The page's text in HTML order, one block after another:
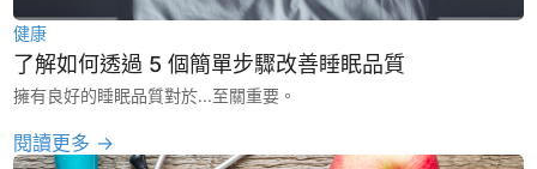
健康
了解如何透過 5 個簡單步驟改善睡眠品質
擁有良好的睡眠品質對於...至關重要。
閱讀更多 →